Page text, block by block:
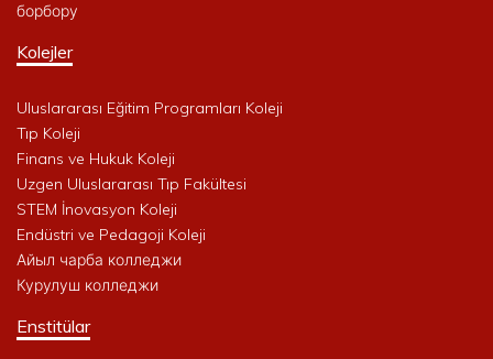
борбору
Kolejler
Uluslararası Eğitim Programları Koleji
Tıp Koleji
Finans ve Hukuk Koleji
Uzgen Uluslararası Tıp Fakültesi
STEM İnovasyon Koleji
Endüstri ve Pedagoji Koleji
Айыл чарба колледжи
Курулуш колледжи
Enstitülar